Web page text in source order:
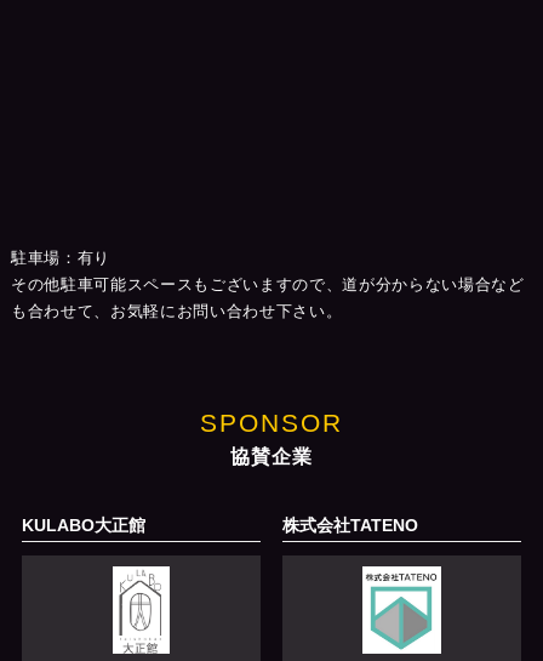
駐車場：有り
その他駐車可能スペースもございますので、道が分からない場合など
も合わせて、お気軽にお問い合わせ下さい。
SPONSOR
協賛企業
KULABO大正館 株式会社TATENO